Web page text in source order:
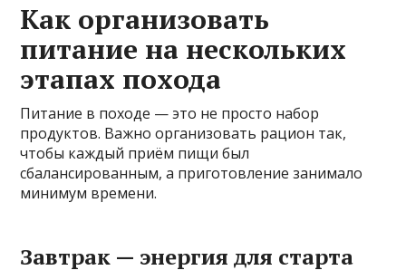
Как организовать
питание на нескольких
этапах похода
Питание в походе — это не просто набор
продуктов. Важно организовать рацион так,
чтобы каждый приём пищи был
сбалансированным, а приготовление занимало
минимум времени.
Завтрак — энергия для старта